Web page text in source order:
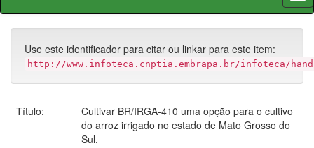
Use este identificador para citar ou linkar para este item:
http://www.infoteca.cnptia.embrapa.br/infoteca/
Título:
Cultivar BR/IRGA-410 uma opção para o cultivo
do arroz irrigado no estado de Mato Grosso do
Sul.